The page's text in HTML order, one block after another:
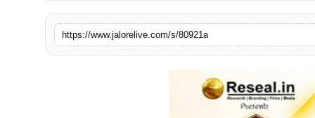
लाइफस्टाइल
https://www.jalorelive.com/s/80921a